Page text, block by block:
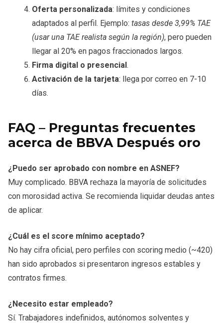
Oferta personalizada: límites y condiciones
adaptados al perfil. Ejemplo: tasas desde 3,99% TAE
(usar una TAE realista según la región), pero pueden
llegar al 20% en pagos fraccionados largos.
Firma digital o presencial .
Activación de la tarjeta: llega por correo en 7-10
días.
FAQ – Preguntas frecuentes
acerca de BBVA Después oro
¿Puedo ser aprobado con nombre en ASNEF?
Muy complicado. BBVA rechaza la mayoría de solicitudes
con morosidad activa. Se recomienda liquidar deudas antes
de aplicar.
¿Cuál es el score mínimo aceptado?
No hay cifra oficial, pero perfiles con scoring medio (~420)
han sido aprobados si presentaron ingresos estables y
contratos firmes.
¿Necesito estar empleado?
Sí. Trabajadores indefinidos, autónomos solventes y